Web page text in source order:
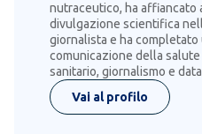
nutraceutico, ha
divulgazione scientifica
giornalista e ha completato
comunicazione della
sanitario, giornalismo e
Vai al profilo